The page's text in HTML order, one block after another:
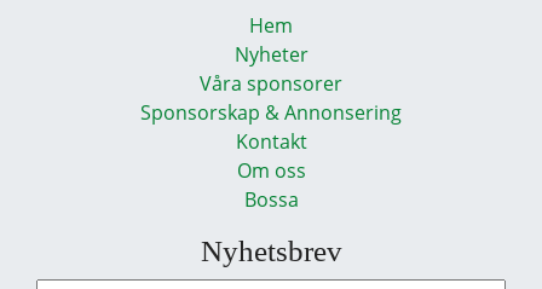
Hem
Nyheter
Våra sponsorer
Sponsorskap & Annonsering
Kontakt
Om oss
Bossa
Nyhetsbrev